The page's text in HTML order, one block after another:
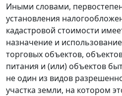
Иными словами,
установления
кадастровой стоимости
назначение и
торговых объектов,
питания и (или) объектов
не один из видов
участка земли, на котором